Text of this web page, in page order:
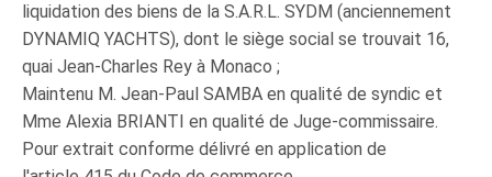
liquidation des biens de la S.A.R.L. SYDM (anciennement
DYNAMIQ YACHTS), dont le siège social se trouvait 16,
quai Jean-Charles Rey à Monaco ;
Maintenu M. Jean-Paul SAMBA en qualité de syndic et
Mme Alexia BRIANTI en qualité de Juge-commissaire.
Pour extrait conforme délivré en application de